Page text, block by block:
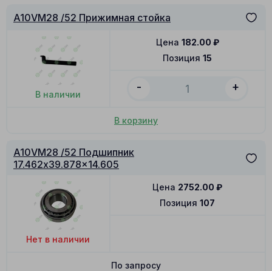
A10VM28 /52 Прижимная стойка
В наличии
Позиция 15
Цена 182.00 ₽
- +
В корзину
A10VM28 /52 Подшипник
17.462x39.878x14.605
Нет в наличии
Позиция 107
Цена 2752.00 ₽
По запросу